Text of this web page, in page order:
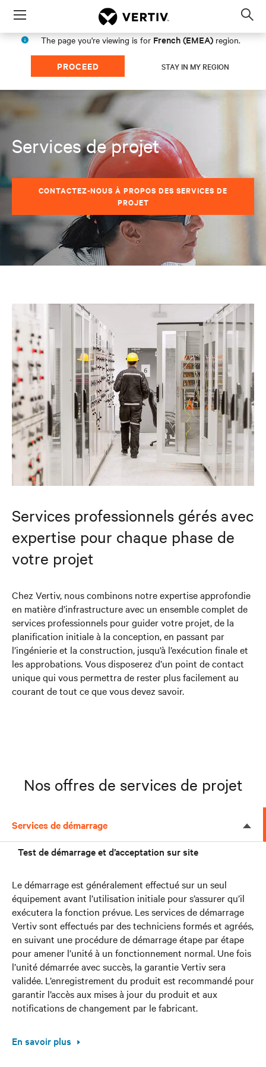
Menu
The page you're viewing is for French (EMEA) region.
PROCEED STAY IN MY REGION
Services de projet
CONTACTEZ-NOUS À PROPOS DES SERVICES DE
PROJET
Services professionnels gérés avec
expertise pour chaque phase de
votre projet
Chez Vertiv, nous combinons notre expertise approfondie
en matière d’infrastructure avec un ensemble complet de
services professionnels pour guider votre projet, de la
planification initiale à la conception, en passant par
l’ingénierie et la construction, jusqu’à l’exécution finale et
les approbations. Vous disposerez d’un point de contact
unique qui vous permettra de rester plus facilement au
courant de tout ce que vous devez savoir.
Nos offres de services de projet
Services de démarrage
Test de démarrage et d’acceptation sur site
Le démarrage est généralement effectué sur un seul
équipement avant l’utilisation initiale pour s’assurer qu’il
exécutera la fonction prévue. Les services de démarrage
Vertiv sont effectués par des techniciens formés et agréés,
en suivant une procédure de démarrage étape par étape
pour amener l’unité à un fonctionnement normal. Une fois
l’unité démarrée avec succès, la garantie Vertiv sera
validée. L’enregistrement du produit est recommandé pour
garantir l’accès aux mises à jour du produit et aux
notifications de changement par le fabricant.
En savoir plus